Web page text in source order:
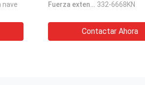
Presión:
700Bar
Contactar Ahora